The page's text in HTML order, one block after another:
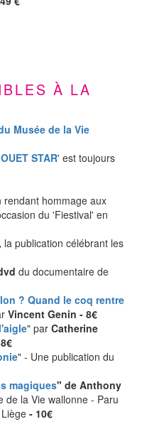
À LA
Musée de la Vie
STAR' est toujours
rendant hommage aux
du 'Fiestival' en
la publication célébrant les
du documentaire de
? Quand le coq rentre
Vincent Genin - 8€
" par Catherine
" - Une publication du
magiques" de Anthony
de la Vie wallonne - Paru
- 10€